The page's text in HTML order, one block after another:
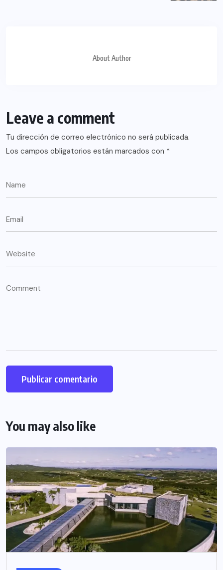
About Author
Leave a comment
Tu dirección de correo electrónico no será publicada.
Los campos obligatorios están marcados con *
You may also like